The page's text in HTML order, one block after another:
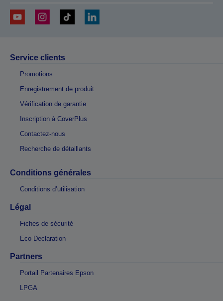
Service clients
Promotions
Enregistrement de produit
Vérification de garantie
Inscription à CoverPlus
Contactez-nous
Recherche de détaillants
Conditions générales
Conditions d’utilisation
Légal
Fiches de sécurité
Eco Declaration
Partners
Portail Partenaires Epson
LPGA